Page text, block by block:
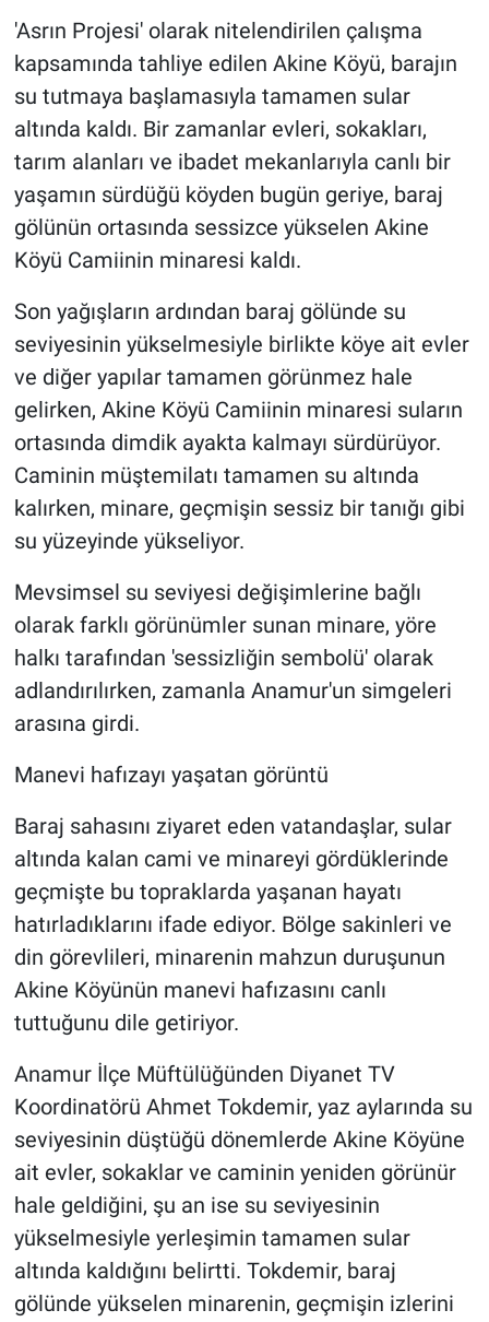
'Asrın Projesi' olarak nitelendirilen çalışma
kapsamında tahliye edilen Akine Köyü, barajın
su tutmaya başlamasıyla tamamen sular
altında kaldı. Bir zamanlar evleri, sokakları,
tarım alanları ve ibadet mekanlarıyla canlı bir
yaşamın sürdüğü köyden bugün geriye, baraj
gölünün ortasında sessizce yükselen Akine
Köyü Camiinin minaresi kaldı.
Son yağışların ardından baraj gölünde su
seviyesinin yükselmesiyle birlikte köye ait evler
ve diğer yapılar tamamen görünmez hale
gelirken, Akine Köyü Camiinin minaresi suların
ortasında dimdik ayakta kalmayı sürdürüyor.
Caminin müştemilatı tamamen su altında
kalırken, minare, geçmişin sessiz bir tanığı gibi
su yüzeyinde yükseliyor.
Mevsimsel su seviyesi değişimlerine bağlı
olarak farklı görünümler sunan minare, yöre
halkı tarafından 'sessizliğin sembolü' olarak
adlandırılırken, zamanla Anamur'un simgeleri
arasına girdi.
Manevi hafızayı yaşatan görüntü
Baraj sahasını ziyaret eden vatandaşlar, sular
altında kalan cami ve minareyi gördüklerinde
geçmişte bu topraklarda yaşanan hayatı
hatırladıklarını ifade ediyor. Bölge sakinleri ve
din görevlileri, minarenin mahzun duruşunun
Akine Köyünün manevi hafızasını canlı
tuttuğunu dile getiriyor.
Anamur İlçe Müftülüğünden Diyanet TV
Koordinatörü Ahmet Tokdemir, yaz aylarında su
seviyesinin düştüğü dönemlerde Akine Köyüne
ait evler, sokaklar ve caminin yeniden görünür
hale geldiğini, şu an ise su seviyesinin
yükselmesiyle yerleşimin tamamen sular
altında kaldığını belirtti. Tokdemir, baraj
gölünde yükselen minarenin, geçmişin izlerini